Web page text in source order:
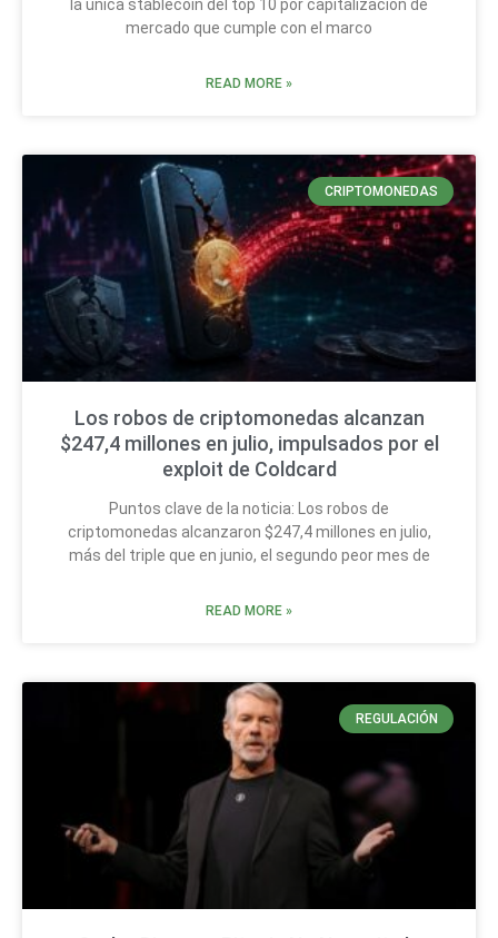
la única stablecoin del top 10 por capitalización de
mercado que cumple con el marco
READ MORE »
CRIPTOMONEDAS
Los robos de criptomonedas alcanzan
$247,4 millones en julio, impulsados por el
exploit de Coldcard
Puntos clave de la noticia: Los robos de
criptomonedas alcanzaron $247,4 millones en julio,
más del triple que en junio, el segundo peor mes de
READ MORE »
REGULACIÓN